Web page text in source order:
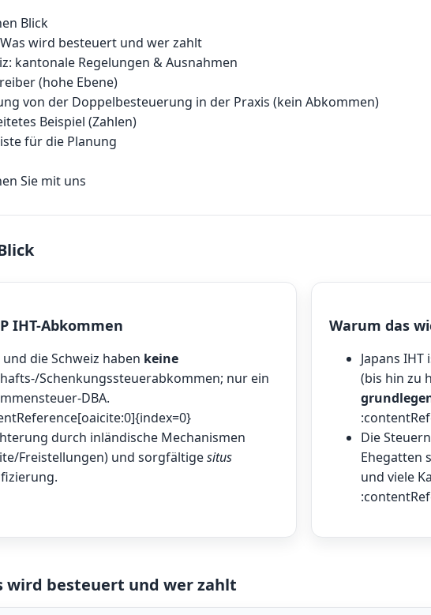
Blick
Was wird besteuert und wer zahlt
kantonale Regelungen & Ausnahmen
(hohe Ebene)
von der Doppelbesteuerung in der Praxis (kein Abkommen)
Beispiel (Zahlen)
für die Planung
Sie mit uns
IHT-Abkommen
und die Schweiz haben keine
Schenkungssteuerabkommen; nur ein
DBA.
durch inländische Mechanismen
Freistellungen) und sorgfältigesitus
Warum das
Japans
(bis hin zu
Die
Ehegatten
und viele
wird besteuert und wer zahlt